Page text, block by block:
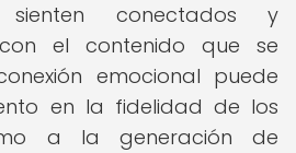
conectados y
el contenido que se
emocional puede
en la fidelidad de los
a la generación de